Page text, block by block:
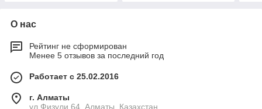
О нас
Рейтинг не сформирован
Менее 5 отзывов за последний год
Работает с 25.02.2016
г. Алматы
ул.Физули 64, Алматы, Казахстан